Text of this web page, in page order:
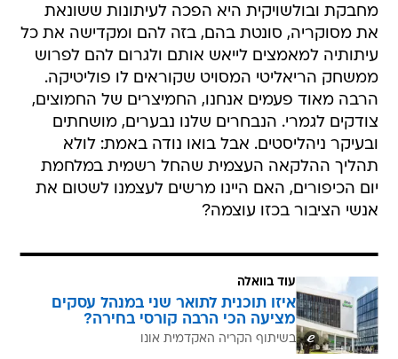
מחבקת ובולשויקית היא הפכה לעיתונות ששונאת
את מסוקריה, סונטת בהם, בזה להם ומקדישה את כל
עיתותיה למאמצים לייאש אותם ולגרום להם לפרוש
ממשחק הריאליטי המסויט שקוראים לו פוליטיקה.
הרבה מאוד פעמים אנחנו, החמיצרים של החמוצים,
צודקים לגמרי. הנבחרים שלנו נבערים, מושחתים
ובעיקר ניהליסטים. אבל בואו נודה באמת: לולא
תהליך ההלקאה העצמית שהחל רשמית במלחמת
יום הכיפורים, האם היינו מרשים לעצמנו לשטום את
אנשי הציבור בכזו עוצמה?
עוד בוואלה
איזו תוכנית לתואר שני במנהל עסקים
מציעה הכי הרבה קורסי בחירה?
בשיתוף הקריה האקדמית אונו